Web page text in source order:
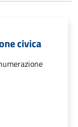
civica